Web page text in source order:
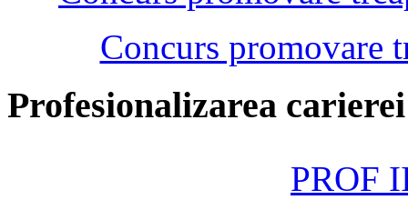
Concurs promovare
Profesionalizarea
PROF